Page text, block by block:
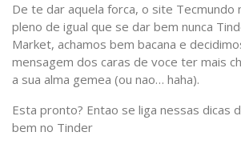
De te dar aquela forca, o site Tecmundo
pleno de igual que se dar bem nunca
Market, achamos bem bacana e
mensagem dos caras de voce ter mais
a sua alma gemea (ou nao… haha).
Esta pronto? Entao se liga nessas dicas
bem no Tinder